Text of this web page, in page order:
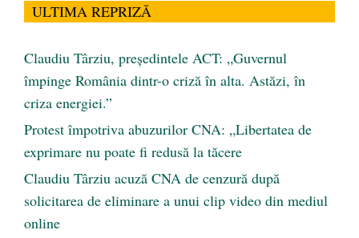
ULTIMA REPRIZĂ
Claudiu Târziu, președintele ACT: „Guvernul
împinge România dintr-o criză în alta. Astăzi, în
criza energiei.”
Protest împotriva abuzurilor CNA: „Libertatea de
exprimare nu poate fi redusă la tăcere
Claudiu Târziu acuză CNA de cenzură după
solicitarea de eliminare a unui clip video din mediul
online